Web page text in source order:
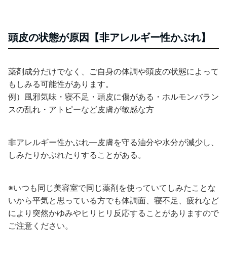
頭皮の状態が原因【非アレルギー性かぶれ】
薬剤成分だけでなく、ご自身の体調や頭皮の状態によって
もしみる可能性があります。
例）風邪気味・寝不足・頭皮に傷がある・ホルモンバラン
スの乱れ・アトピーなど皮膚が敏感な方
非アレルギー性かぶれ―皮膚を守る油分や水分が減少し、
しみたりかぶれたりすることがある。
※いつも同じ美容室で同じ薬剤を使っていてしみたことな
いから平気と思っている方でも体調面、寝不足、疲れなど
により突然かゆみやヒリヒリ反応することがありますので
ご注意ください。